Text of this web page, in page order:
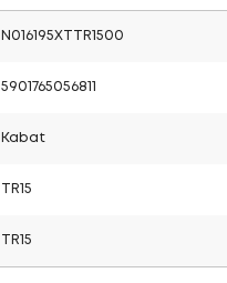
N016195XTTR1500
5901765056811
Kabat
TR15
TR15